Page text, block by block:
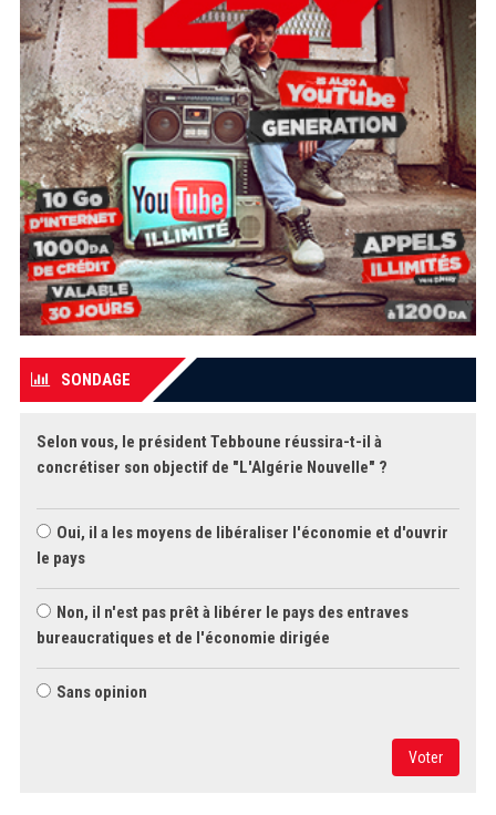
SONDAGE
Selon vous, le président Tebboune réussira-t-il à
concrétiser son objectif de "L'Algérie Nouvelle" ?
Oui, il a les moyens de libéraliser l'économie et d'ouvrir
le pays
Non, il n'est pas prêt à libérer le pays des entraves
bureaucratiques et de l'économie dirigée
Sans opinion
Voter